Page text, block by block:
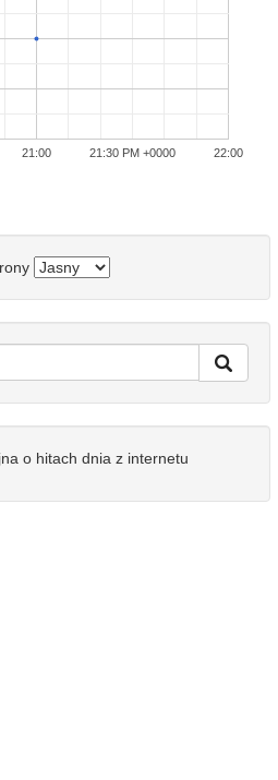
21:00 22:00
21:30 PM +0000
o hitach dnia z internetu